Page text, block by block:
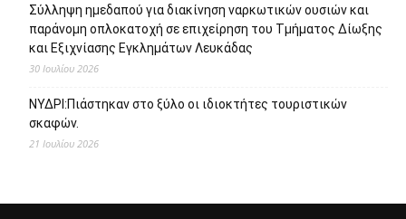
Σύλληψη ημεδαπού για διακίνηση ναρκωτικών ουσιών και
παράνομη οπλοκατοχή σε επιχείρηση του Τμήματος Δίωξης
και Εξιχνίασης Εγκλημάτων Λευκάδας
30 Ιουλίου 2026
ΝΥΔΡΙ:Πιάστηκαν στο ξύλο οι ιδιοκτήτες τουριστικών
σκαφών.
21 Ιουλίου 2026